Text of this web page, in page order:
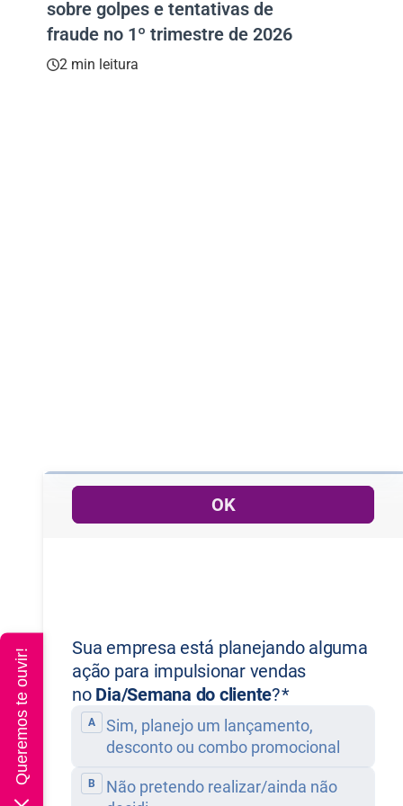
sobre golpes e tentativas de
fraude no 1º trimestre de 2026
2 min leitura
Queremos te ouvir!